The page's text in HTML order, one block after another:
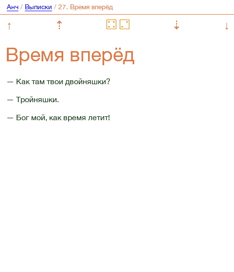
Анч/ Выписки /
↑ ⇡ ⇣ ↓
Время вперёд
— Как там твои двойняшки?
— Тройняшки.
— Бог мой, как время летит!